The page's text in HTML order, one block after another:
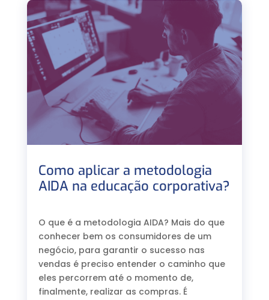
Como aplicar a metodologia
AIDA na educação corporativa?
O que é a metodologia AIDA? Mais do que
conhecer bem os consumidores de um
negócio, para garantir o sucesso nas
vendas é preciso entender o caminho que
eles percorrem até o momento de,
finalmente, realizar as compras. É